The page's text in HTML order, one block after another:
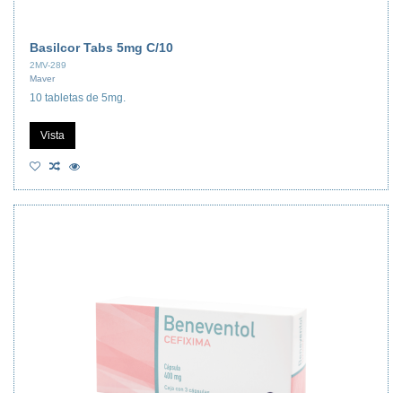
Basilcor Tabs 5mg C/10
2MV-289
Maver
10 tabletas de 5mg.
Vista